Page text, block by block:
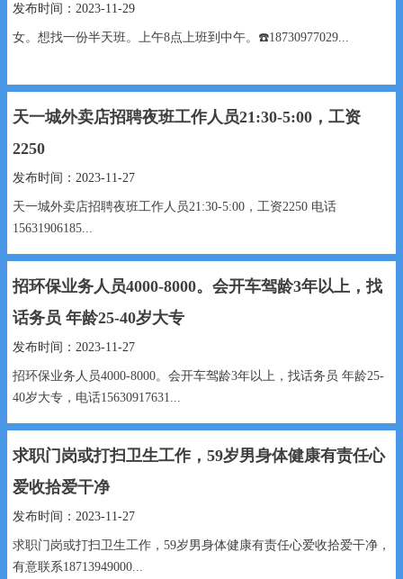
发布时间：2023-11-29
女。想找一份半天班。上午8点上班到中午。☎️18730977029...
天一城外卖店招聘夜班工作人员21:30-5:00，工资
2250
发布时间：2023-11-27
天一城外卖店招聘夜班工作人员21:30-5:00，工资2250 电话
15631906185...
招环保业务人员4000-8000。会开车驾龄3年以上，找
话务员 年龄25-40岁大专
发布时间：2023-11-27
招环保业务人员4000-8000。会开车驾龄3年以上，找话务员 年龄25-
40岁大专，电话15630917631...
求职门岗或打扫卫生工作，59岁男身体健康有责任心
爱收拾爱干净
发布时间：2023-11-27
求职门岗或打扫卫生工作，59岁男身体健康有责任心爱收拾爱干净，
有意联系18713949000...